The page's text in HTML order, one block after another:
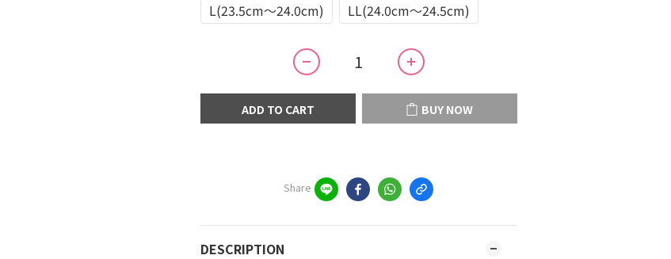
L(23.5cm～24.0cm)
LL(24.0cm～24.5cm)
ADD TO CART BUY NOW
Share
DESCRIPTION